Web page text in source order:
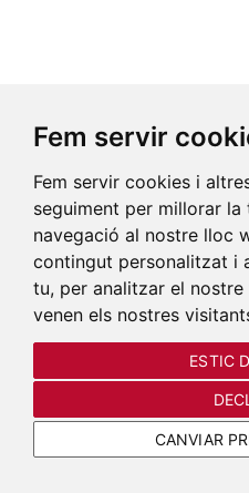
Fem servir
Fem servir cookies i
seguiment per millorar
navegació al nostre lloc
contingut personalitzat i
tu, per analitzar el nostre
venen els nostres
ESTIC
CANVIAR